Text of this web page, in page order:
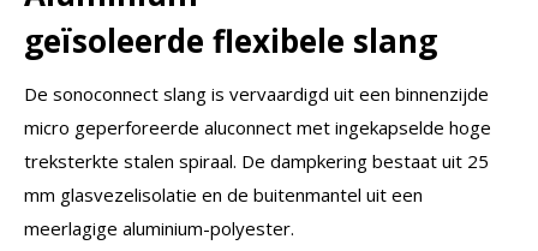
geïsoleerde flexibele slang
De sonoconnect slang is vervaardigd uit een binnenzijde
micro geperforeerde aluconnect met ingekapselde hoge
treksterkte stalen spiraal. De dampkering bestaat uit 25
mm glasvezelisolatie en de buitenmantel uit een
meerlagige aluminium-polyester.